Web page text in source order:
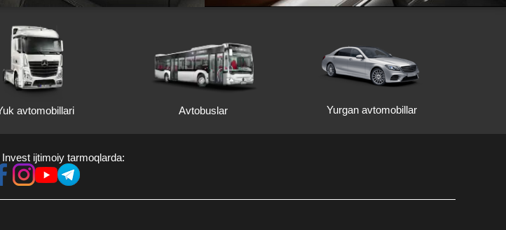
avtomobillari Avtobuslar Yurgan avtomobillar
ijtimoiy tarmoqlarda: